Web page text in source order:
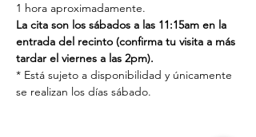
1 hora aproximadamente.
La cita son los sábados a las 11:15am en la
entrada del recinto (confirma tu visita a más
tardar el viernes a las 2pm).
* Está sujeto a disponibilidad y únicamente
se realizan los días sábado.